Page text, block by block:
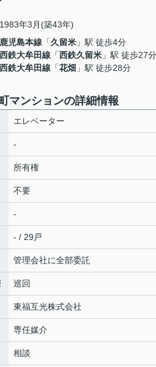
1983年3月(築43年)
鹿児島本線 「久留米 」駅 徒歩4分
西鉄大牟田線 「西鉄久留米 」駅 徒歩27分
西鉄大牟田線 「花畑 」駅 徒歩28分
マンションの詳細情報
エレベーター
-
所有権
不要
-
- / 29戸
管理会社に全部委託
巡回
東福互光株式会社
専任媒介
相談